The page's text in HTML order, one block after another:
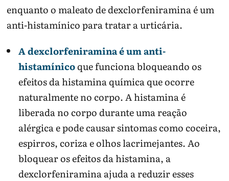
enquanto o maleato de dexclorfeniramina é um
anti-histamínico para tratar a urticária.
A dexclorfeniramina é um anti-
histamínicoque funciona bloqueando os
efeitos da histamina química que ocorre
naturalmente no corpo. A histamina é
liberada no corpo durante uma reação
alérgica e pode causar sintomas como coceira,
espirros, coriza e olhos lacrimejantes. Ao
bloquear os efeitos da histamina, a
dexclorfeniramina ajuda a reduzir esses